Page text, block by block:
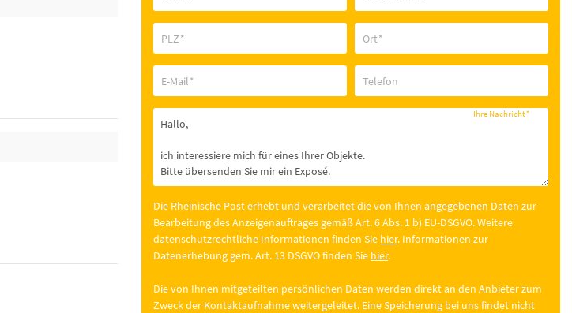
PLZ* Ort*
E-Mail* Telefon
Ihre Nachricht*
Die Rheinische Post erhebt und verarbeitet die von Ihnen angegebenen Daten zur
Bearbeitung des Anzeigenauftrages gemäß Art. 6 Abs. 1 b) EU-DSGVO. Weitere
datenschutzrechtliche Informationen finden Sie hier. Informationen zur
Datenerhebung gem. Art. 13 DSGVO finden Sie hier.
Die von Ihnen mitgeteilten persönlichen Daten werden direkt an den Anbieter zum
Zweck der Kontaktaufnahme weitergeleitet. Eine Speicherung bei uns findet nicht